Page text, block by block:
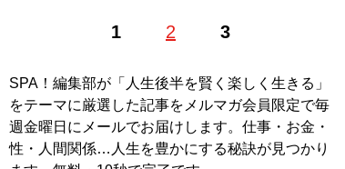
1 2 3
モデル、六本木のクラブママを経て、2010年に作家デビ
X：@RinkaAki公式HP:https://rinka-aoi.com
記事一覧へ
SPA！編集部が「人生後半を賢く楽しく生きる」
をテーマに厳選した記事をメルマガ会員限定で毎
週金曜日にメールでお届けします。仕事・お金・
性・人間関係…人生を豊かにする秘訣が見つかり